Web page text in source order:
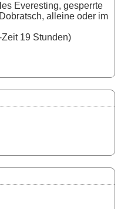
Everesting, gesperrte
alleine oder im
19 Stunden)